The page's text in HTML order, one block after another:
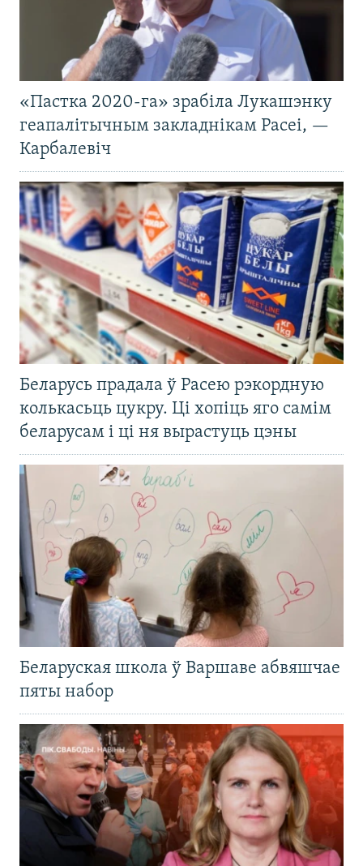
«Пастка 2020-га» зрабіла Лукашэнку
геапалітычным закладнікам Расеі, —
Карбалевіч
Беларусь прадала ў Расею рэкордную
колькасьць цукру. Ці хопіць яго самім
беларусам і ці ня вырастуць цэны
Беларуская школа ў Варшаве абвяшчае
пяты набор